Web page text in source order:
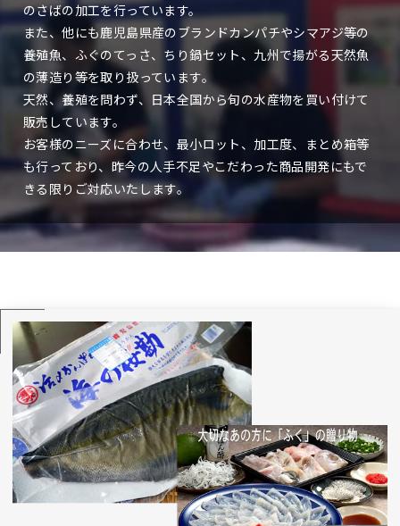
のさばの加工を行っています。
また、他にも鹿児島県産のブランドカンパチやシマアジ等の
養殖魚、ふぐのてっさ、ちり鍋セット、九州で揚がる天然魚
の薄造り等を取り扱っています。
天然、養殖を問わず、日本全国から旬の水産物を買い付けて
販売しています。
お客様のニーズに合わせ、最小ロット、加工度、まとめ箱等
も行っており、昨今の人手不足やこだわった商品開発にもで
きる限りご対応いたします。